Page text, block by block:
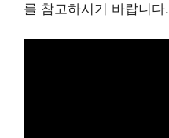
를 참고하시기 바랍니다.